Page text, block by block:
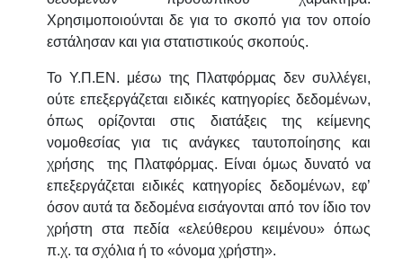
Χρησιμοποιούνται δε για το σκοπό για τον οποίο
εστάλησαν και για στατιστικούς σκοπούς.
Το Υ.Π.ΕΝ. μέσω της Πλατφόρμας δεν συλλέγει,
ούτε επεξεργάζεται ειδικές κατηγορίες δεδομένων,
όπως ορίζονται στις διατάξεις της κείμενης
νομοθεσίας για τις ανάγκες ταυτοποίησης και
χρήσης της Πλατφόρμας. Είναι όμως δυνατό να
επεξεργάζεται ειδικές κατηγορίες δεδομένων, εφ’
όσον αυτά τα δεδομένα εισάγονται από τον ίδιο τον
χρήστη στα πεδία «ελεύθερου κειμένου» όπως
π.χ. τα σχόλια ή το «όνομα χρήστη».